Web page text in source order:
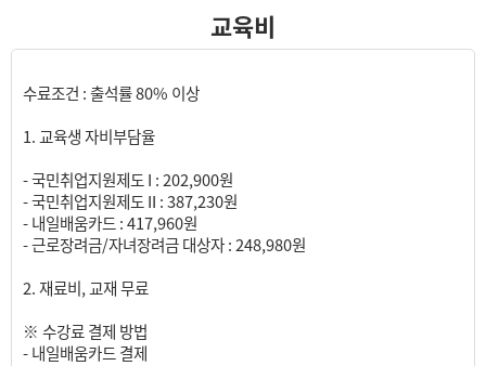
교육비
수료조건 : 출석률 80% 이상
1. 교육생 자비부담율
- 국민취업지원제도 I : 202,900원
- 국민취업지원제도 II : 387,230원
- 내일배움카드 : 417,960원
- 근로장려금/자녀장려금 대상자 : 248,980원
2. 재료비, 교재 무료
※ 수강료 결제 방법
- 내일배움카드 결제